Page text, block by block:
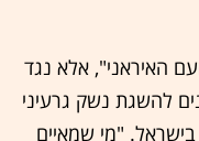
האיראני", אלא נגד
להשגת נשק גרעיני
"מי שמאיים